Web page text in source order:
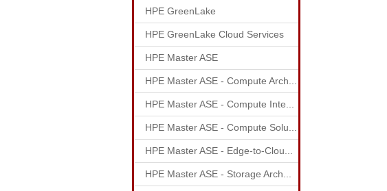
HPE GreenLake
HPE GreenLake Cloud Services
HPE Master ASE
HPE Master ASE - Compute Arch...
HPE Master ASE - Compute Inte...
HPE Master ASE - Compute Solu...
HPE Master ASE - Edge-to-Clou...
HPE Master ASE - Storage Arch...